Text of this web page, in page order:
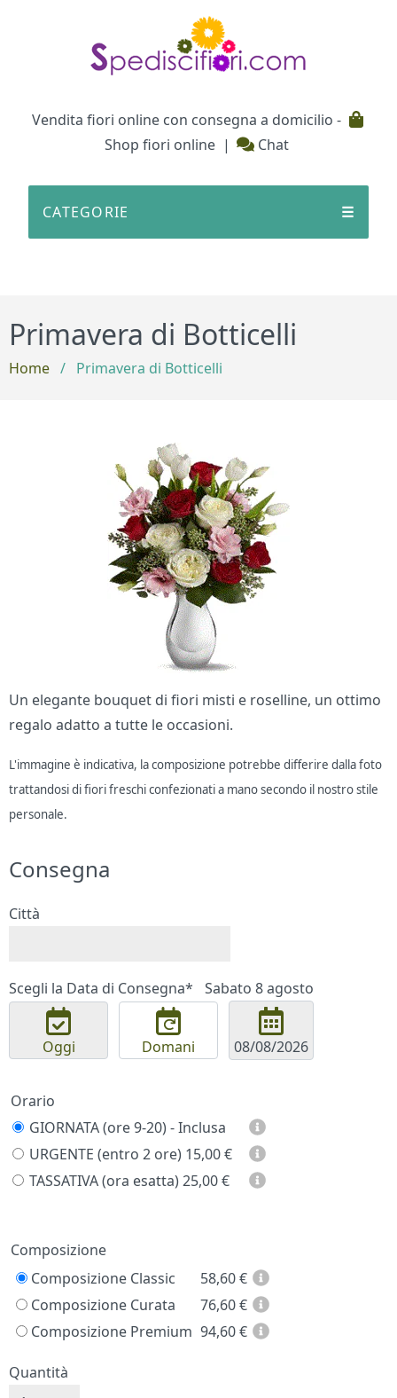
Vendita fiori online con consegna a domicilio -
Shop fiori online | Chat
CATEGORIE ☰
Primavera di Botticelli
Home / Primavera di Botticelli
Un elegante bouquet di fiori misti e roselline, un ottimo
regalo adatto a tutte le occasioni.
L'immagine è indicativa, la composizione potrebbe differire dalla foto
trattandosi di fiori freschi confezionati a mano secondo il nostro stile
personale.
Consegna
Città
Scegli la Data di Consegna* Sabato 8 agosto
Oggi Domani
Orario
GIORNATA (ore 9-20) - Inclusa
URGENTE (entro 2 ore) 15,00 €
TASSATIVA (ora esatta) 25,00 €
Prezzo
Composizione
Composizione Classic
58,60€
Composizione Curata
76,60€
Composizione Premium 94,60€
Quantità